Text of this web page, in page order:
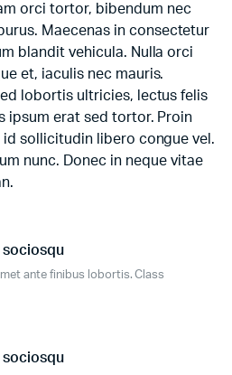
orci tortor, bibendum nec
Maecenas in consectetur
blandit vehicula. Nulla orci
et, iaculis nec mauris.
lobortis ultricies, lectus felis
ipsum erat sed tortor. Proin
sollicitudin libero congue vel.
nunc. Donec in neque vitae
ante finibus lobortis. Class